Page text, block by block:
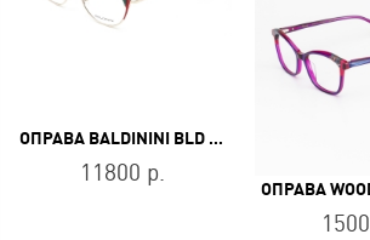
ОПРАВА BALDININI BLD 2444 MF 503
11800 р.